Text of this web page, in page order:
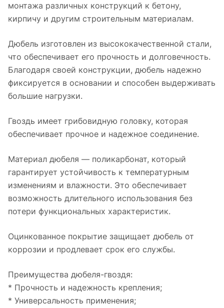
монтажа различных конструкций к бетону,
кирпичу и другим строительным материалам.
Дюбель изготовлен из высококачественной стали,
что обеспечивает его прочность и долговечность.
Благодаря своей конструкции, дюбель надежно
фиксируется в основании и способен выдерживать
большие нагрузки.
Гвоздь имеет грибовидную головку, которая
обеспечивает прочное и надежное соединение.
Материал дюбеля — поликарбонат, который
гарантирует устойчивость к температурным
изменениям и влажности. Это обеспечивает
возможность длительного использования без
потери функциональных характеристик.
Оцинкованное покрытие защищает дюбель от
коррозии и продлевает срок его службы.
Преимущества дюбеля-гвоздя:
* Прочность и надежность крепления;
* Универсальность применения;